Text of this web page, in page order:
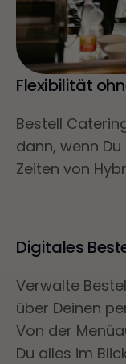
Flexibilität
Bestell
dann, wenn
Zeiten von
Digitales
Verwalte
über Deinen
Von der
Du alles im